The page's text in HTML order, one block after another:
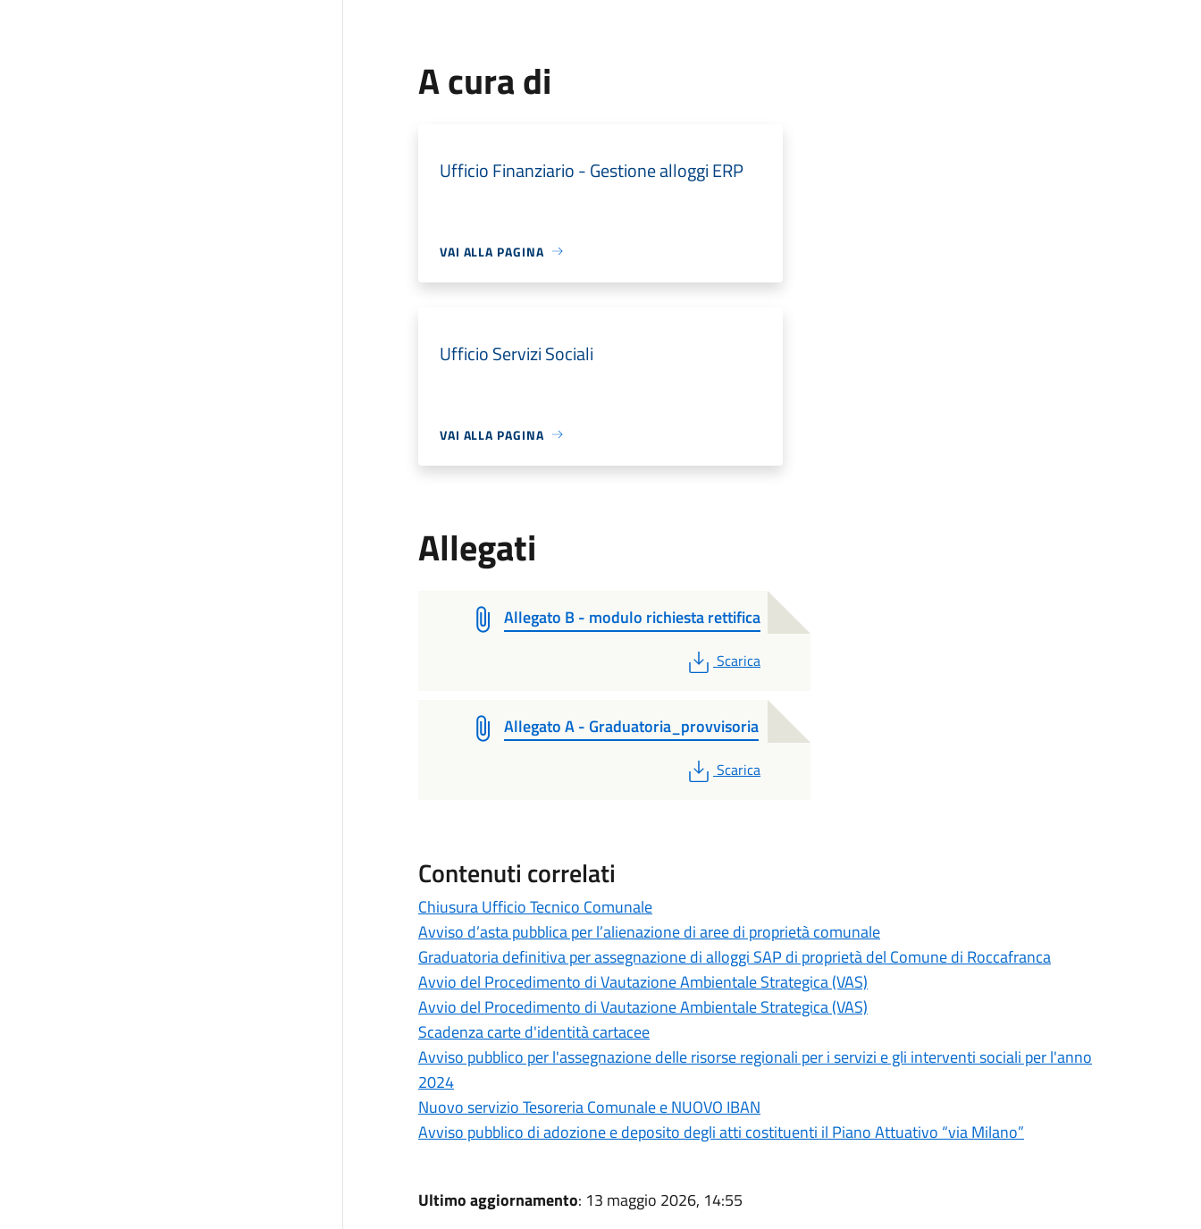
A cura di
Ufficio Finanziario - Gestione alloggi ERP
VAI ALLA PAGINA
Ufficio Servizi Sociali
VAI ALLA PAGINA
Allegati
Allegato B - modulo richiesta rettifica
PDF
Scarica
Allegato A - Graduatoria_provvisoria
PDF
Scarica
Contenuti correlati
Chiusura Ufficio Tecnico Comunale
Avviso d’asta pubblica per l’alienazione di aree di proprietà comunale
Graduatoria definitiva per assegnazione di alloggi SAP di proprietà del Comune di Roccafranca
Avvio del Procedimento di Vautazione Ambientale Strategica (VAS)
Avvio del Procedimento di Vautazione Ambientale Strategica (VAS)
Scadenza carte d'identità cartacee
Avviso pubblico per l'assegnazione delle risorse regionali per i servizi e gli interventi sociali per l'anno
2024
Nuovo servizio Tesoreria Comunale e NUOVO IBAN
Avviso pubblico di adozione e deposito degli atti costituenti il Piano Attuativo “via Milano”
Ultimo aggiornamento: 13 maggio 2026, 14:55